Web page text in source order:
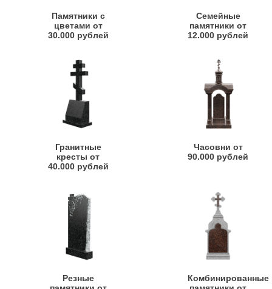
Памятники с
цветами от
30.000 рублей
Семейные
памятники от
12.000 рублей
Гранитные
кресты от
40.000 рублей
Часовни от
90.000 рублей
Резные
Комбинированные